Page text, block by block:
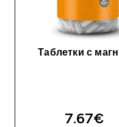
Таблетки с
7.67€‎